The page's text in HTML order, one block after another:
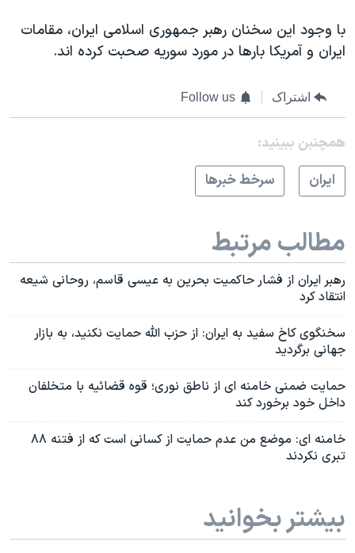
با وجود این سخنان رهبر جمهوری اسلامی ایران، مقامات
ایران و آمریکا بارها در مورد سوریه صحبت کرده اند.
اشتراک Follow us
همچنبن ببینید:
ايران
سرخط خبرها
مطالب مرتبط
رهبر ایران از فشار حاکمیت بحرین به عیسی قاسم، روحانی شیعه
انتقاد کرد
سخنگوی کاخ سفید به ایران: از حزب الله حمایت نکنید، به بازار
جهانی برگردید
حمایت ضمنی خامنه ای از ناطق نوری؛ قوه قضائیه با متخلفان
داخل خود برخورد کند
خامنه ای: موضع من عدم حمایت از کسانی است که از فتنه ۸۸
تبری نکردند
بیشتر بخوانید